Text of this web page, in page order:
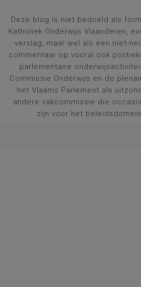
Deze blog is niet bedoeld als
Katholiek Onderwijs Vlaanderen,
verslag, maar wel als een niet-
commentaar op vooral ook
parlementaire
Commissie Onderwijs en de
het Vlaams Parlement als
andere vakcommissie die
zijn voor het